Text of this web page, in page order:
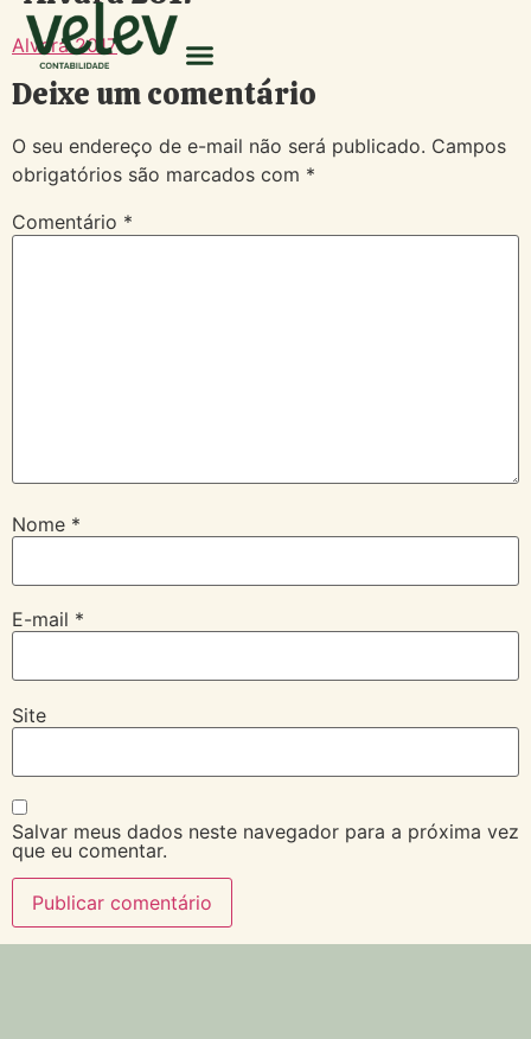
Alvará 2017
Deixe um comentário
O seu endereço de e-mail não será publicado. Campos
obrigatórios são marcados com *
Comentário *
Nome *
E-mail *
Site
Salvar meus dados neste navegador para a próxima vez
que eu comentar.